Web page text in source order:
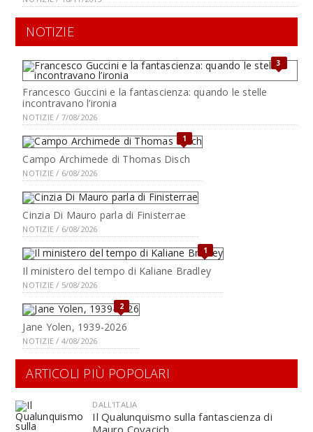
NOTIZIE
3
Francesco Guccini e la fantascienza: quando le stelle
incontravano l’ironia
NOTIZIE / 7/08/2026
1
Campo Archimede di Thomas Disch
NOTIZIE / 6/08/2026
Cinzia Di Mauro parla di Finisterrae
NOTIZIE / 6/08/2026
1
Il ministero del tempo di Kaliane Bradley
NOTIZIE / 5/08/2026
2
Jane Yolen, 1939-2026
NOTIZIE / 4/08/2026
ARTICOLI PIÙ POPOLARI
DALL'ITALIA
Il Qualunquismo sulla fantascienza di
Mauro Covacich